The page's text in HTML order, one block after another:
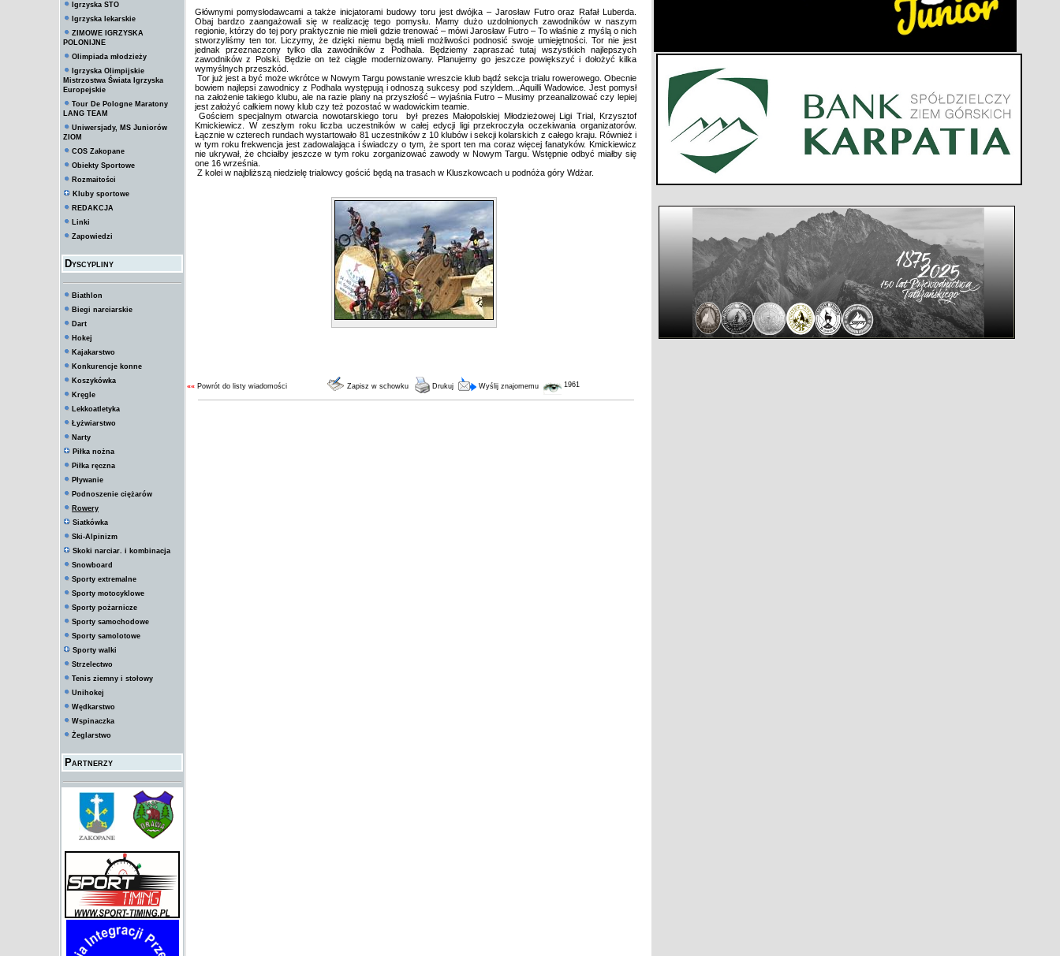
Igrzyska STO
Igrzyska lekarskie
ZIMOWE IGRZYSKA
POLONIJNE
Olimpiada młodzieży
Igrzyska Olimpijskie
Mistrzostwa Świata Igrzyska
Europejskie
Tour De Pologne Maratony
LANG TEAM
Uniwersjady, MS Juniorów
ZIOM
COS Zakopane
Obiekty Sportowe
Rozmaitości
Kluby sportowe
REDAKCJA
Linki
Zapowiedzi
Dyscypliny
Biathlon
Biegi narciarskie
Dart
Hokej
Kajakarstwo
Konkurencje konne
Koszykówka
Kręgle
Lekkoatletyka
Łyżwiarstwo
Narty
Piłka nożna
Piłka ręczna
Pływanie
Podnoszenie ciężarów
Rowery
Siatkówka
Ski-Alpinizm
Skoki narciar. i kombinacja
Snowboard
Sporty extremalne
Sporty motocyklowe
Sporty pożarnicze
Sporty samochodowe
Sporty samolotowe
Sporty walki
Strzelectwo
Tenis ziemny i stołowy
Unihokej
Wędkarstwo
Wspinaczka
Żeglarstwo
Partnerzy
Głównymi pomysłodawcami a także inicjatorami budowy toru jest dwójka – Jarosław Futro oraz Rafał Luberda.
Obaj bardzo zaangażowali się w realizację tego pomysłu. Mamy dużo uzdolnionych zawodników w naszym
regionie, którzy do tej pory praktycznie nie mieli gdzie trenować – mówi Jarosław Futro – To właśnie z myślą o nich
stworzyliśmy ten tor. Liczymy, że dzięki niemu będą mieli możliwości podnosić swoje umiejętności. Tor nie jest
jednak przeznaczony tylko dla zawodników z Podhala. Będziemy zapraszać tutaj wszystkich najlepszych
zawodników z Polski. Będzie on też ciągle modernizowany. Planujemy go jeszcze powiększyć i dołożyć kilka
wymyślnych przeszkód.
Tor już jest a być może wkrótce w Nowym Targu powstanie wreszcie klub bądź sekcja trialu rowerowego. Obecnie
bowiem najlepsi zawodnicy z Podhala występują i odnoszą sukcesy pod szyldem...Aquilli Wadowice. Jest pomysł
na założenie takiego klubu, ale na razie plany na przyszłość – wyjaśnia Futro – Musimy przeanalizować czy lepiej
jest założyć całkiem nowy klub czy też pozostać w wadowickim teamie.
Gościem specjalnym otwarcia nowotarskiego toru był prezes Małopolskiej Młodzieżowej Ligi Trial, Krzysztof
Kmickiewicz. W zeszłym roku liczba uczestników w całej edycji ligi przekroczyła oczekiwania organizatorów.
Łącznie w czterech rundach wystartowało 81 uczestników z 10 klubów i sekcji kolarskich z całego kraju. Również i
w tym roku frekwencja jest zadowalająca i świadczy o tym, że sport ten ma coraz więcej fanatyków. Kmickiewicz
nie ukrywał, że chciałby jeszcze w tym roku zorganizować zawody w Nowym Targu. Wstępnie odbyć miałby się
one 16 września.
Z kolei w najbliższą niedzielę trialowcy gościć będą na trasach w Kluszkowcach u podnóża góry Wdżar.
«« Powrót do listy wiadomości Zapisz w schowku Drukuj Wyślij znajomemu 1961